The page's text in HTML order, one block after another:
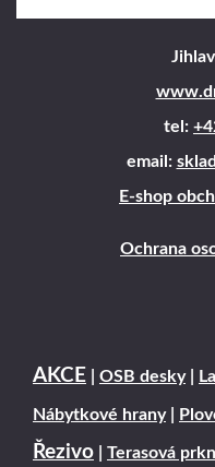
tel:
email:
E-shop
Ochrana
AKCE OSB desky|
Nábytkové hrany|
Řezivo Terasová